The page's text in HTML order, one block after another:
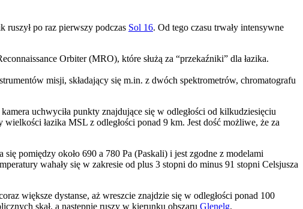
ruszył po raz pierwszy podczas Sol 16. Od tego czasu trwały intensywne
Orbiter (MRO), które służą za “przekaźniki” dla łazika.
misji, składający się m.in. z dwóch spektrometrów, chromatografu
uchwyciła punkty znajdujące się w odległości od kilkudziesięciu
łazika MSL z odległości ponad 9 km. Jest dość możliwe, że za
pomiędzy około 690 a 780 Pa (Paskali) i jest zgodne z modelami
wahały się w zakresie od plus 3 stopni do minus 91 stopni Celsjusza
większe dystanse, aż wreszcie znajdzie się w odległości ponad 100
skał, a następnie ruszy w kierunku obszaru Glenelg.